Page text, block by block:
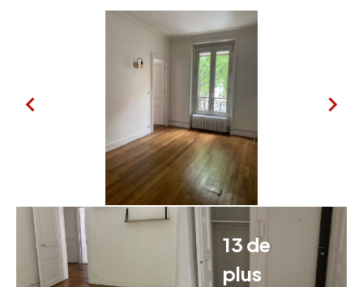
13 de
plus